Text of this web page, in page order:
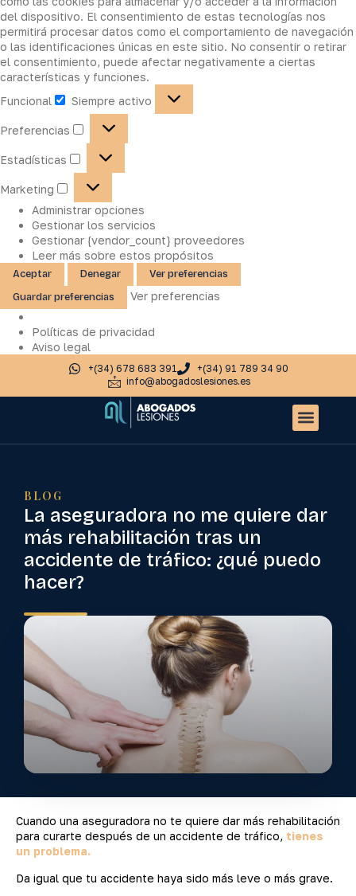
del dispositivo. El consentimiento de estas tecnologías nos
permitirá procesar datos como el comportamiento de navegación
o las identificaciones únicas en este sitio. No consentir o retirar
el consentimiento, puede afectar negativamente a ciertas
características y funciones.
Funcional
Siempre activo
Preferencias
Estadísticas
Marketing
Administrar opciones
Gestionar los servicios
Gestionar {vendor_count} proveedores
Leer más sobre estos propósitos
Aceptar Denegar
Ver preferencias
Guardar preferencias
Ver preferencias
Políticas de privacidad
Aviso legal
+(34) 678 683 391
+(34) 91 789 34 90
info@abogadoslesiones.es
BLOG
La aseguradora no me quiere dar
más rehabilitación tras un
accidente de tráfico: ¿qué puedo
hacer?
Cuando una aseguradora no te quiere dar más rehabilitación
para curarte después de un accidente de tráfico, tienes
un problema.
Da igual que tu accidente haya sido más leve o más grave.